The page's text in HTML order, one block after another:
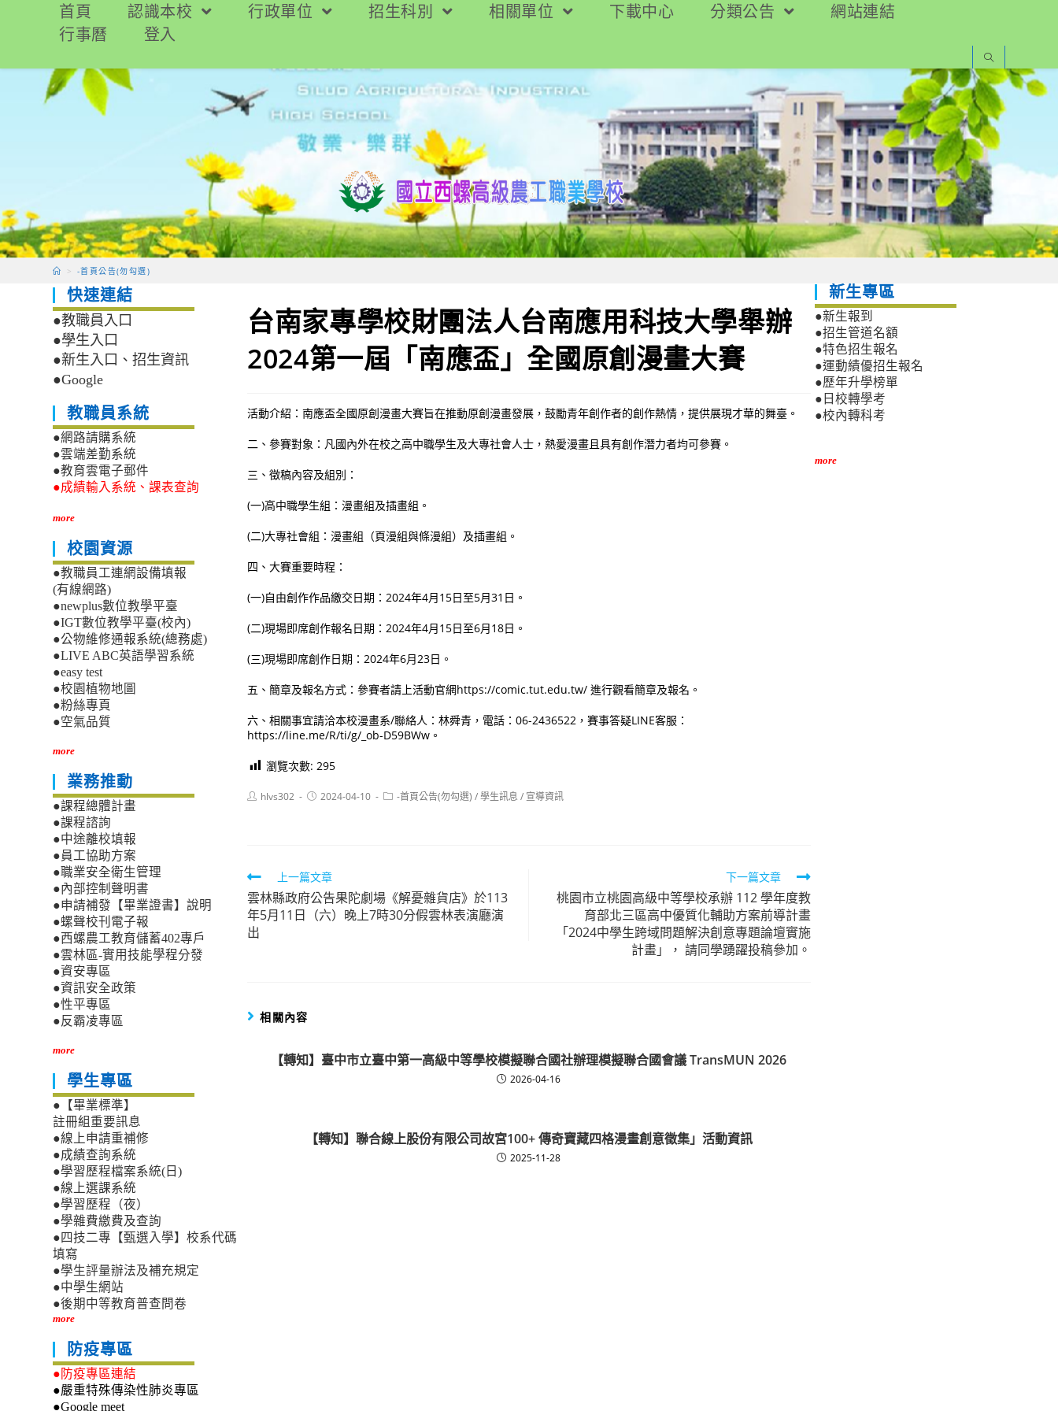
要
首頁 認識本校 行政單位 招生科別 相關單位 下載中心 分類公告
網站連結
行事曆
登入
> -首頁公告(勿勾選)
台南家專學校財團法人台南應用科技大學舉辦
2024第一屆「南應盃」全國原創漫畫大賽
活動介紹：南應盃全國原創漫畫大賽旨在推動原創漫畫發展，鼓勵青年創作者的創作熱情，提供展現才華的舞臺。
二、參賽對象：凡國內外在校之高中職學生及大專社會人士，熱愛漫畫且具有創作潛力者均可參賽。
三、徵稿內容及組別：
(一)高中職學生組：漫畫組及插畫組。
(二)大專社會組：漫畫組（頁漫組與條漫組）及插畫組。
四、大賽重要時程：
(一)自由創作作品繳交日期：2024年4月15日至5月31日。
(二)現場即席創作報名日期：2024年4月15日至6月18日。
(三)現場即席創作日期：2024年6月23日。
五、簡章及報名方式：參賽者請上活動官網https://comic.tut.edu.tw/ 進行觀看簡章及報名。
六、相關事宜請洽本校漫畫系/聯絡人：林舜青，電話：06-2436522，賽事答疑LINE客服：
https://line.me/R/ti/g/_ob-D59BWw。
瀏覽次數: 295
Posthlvs302
Post2024-04-10
Post-首頁公告(勿勾選) /學生訊息 / 宣導資訊
Read
more
articles
上一篇文章
雲林縣政府公告果陀劇場《解憂雜貨店》於113
年5月11日（六）晚上7時30分假雲林表演廳演
出
下一篇文章
桃園市立桃園高級中等學校承辦 112 學年度教
育部北三區高中優質化輔助方案前導計畫
「2024中學生跨域問題解決創意專題論壇實施
計畫」， 請同學踴躍投稿參加。
相關內容
【轉知】臺中市立臺中第一高級中等學校模擬聯合國社辦理模擬聯合國會議 TransMUN 2026
2026-04-16
【轉知】聯合線上股份有限公司故宮100+ 傳奇寶藏四格漫畫創意徵集」活動資訊
2025-11-28
快速連結
●教職員入口
●學生入口
●新生入口、招生資訊
●Google
教職員系統
●網路請購系統
●雲端差勤系統
●教育雲電子郵件
●成績輸入系統、課表查詢
more
校園資源
●教職員工連網設備填報
(有線網路)
●newplus數位教學平臺
●IGT數位教學平臺(校內)
●公物維修通報系統(總務處)
●LIVE ABC英語學習系統
●easy test
●校園植物地圖
●粉絲專頁
●空氣品質
more
業務推動
●課程總體計畫
●課程諮詢
●中途離校填報
●員工協助方案
●職業安全衛生管理
●內部控制聲明書
●申請補發【畢業證書】說明
●螺聲校刊電子報
●西螺農工教育儲蓄402專戶
●雲林區-實用技能學程分發
●資安專區
●資訊安全政策
●性平專區
●反霸凌專區
more
學生專區
●【畢業標準】
註冊組重要訊息
●線上申請重補修
●成績查詢系統
●學習歷程檔案系統(日)
●線上選課系統
●學習歷程（夜）
●學雜費繳費及查詢
●四技二專【甄選入學】校系代碼
填寫
●學生評量辦法及補充規定
●中學生網站
●後期中等教育普查問卷
more
防疫專區
●防疫專區連結
●嚴重特殊傳染性肺炎專區
●Google meet
新生專區
●新生報到
●招生管道名額
●特色招生報名
●運動績優招生報名
●歷年升學榜單
●日校轉學考
●校內轉科考
more